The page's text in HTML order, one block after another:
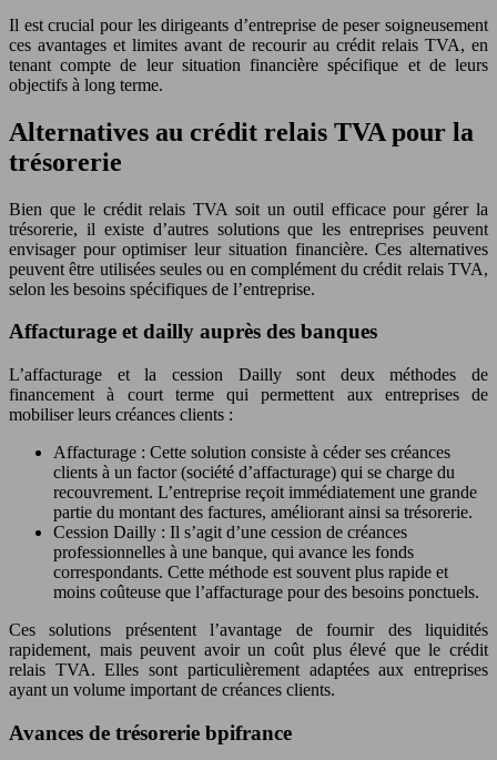
Il est crucial pour les dirigeants d’entreprise de peser soigneusement
ces avantages et limites avant de recourir au crédit relais TVA, en
tenant compte de leur situation financière spécifique et de leurs
objectifs à long terme.
Alternatives au crédit relais TVA pour la
trésorerie
Bien que le crédit relais TVA soit un outil efficace pour gérer la
trésorerie, il existe d’autres solutions que les entreprises peuvent
envisager pour optimiser leur situation financière. Ces alternatives
peuvent être utilisées seules ou en complément du crédit relais TVA,
selon les besoins spécifiques de l’entreprise.
Affacturage et dailly auprès des banques
L’affacturage et la cession Dailly sont deux méthodes de
financement à court terme qui permettent aux entreprises de
mobiliser leurs créances clients :
Affacturage : Cette solution consiste à céder ses créances
clients à un factor (société d’affacturage) qui se charge du
recouvrement. L’entreprise reçoit immédiatement une grande
partie du montant des factures, améliorant ainsi sa trésorerie.
Cession Dailly : Il s’agit d’une cession de créances
professionnelles à une banque, qui avance les fonds
correspondants. Cette méthode est souvent plus rapide et
moins coûteuse que l’affacturage pour des besoins ponctuels.
Ces solutions présentent l’avantage de fournir des liquidités
rapidement, mais peuvent avoir un coût plus élevé que le crédit
relais TVA. Elles sont particulièrement adaptées aux entreprises
ayant un volume important de créances clients.
Avances de trésorerie bpifrance